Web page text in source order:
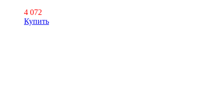
4 072
Купить